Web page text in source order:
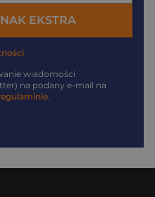
EKSTRA
wiadomości
na podany e-mail na
.